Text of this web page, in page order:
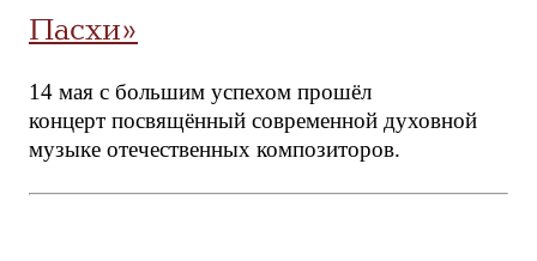
Пасхи»
14 мая с большим успехом прошёл
концерт посвящённый современной духовной
музыке отечественных композиторов.